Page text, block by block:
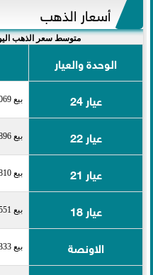
أسعار الذهب
متوسط سعر الذهب
الوحدة والعيار
عيار 24
بيع 2,069 شراء 2,114
عيار 22 بيع 1,896 شراء 1,938
عيار 21 بيع 1,810 شراء 1,850
عيار 18 بيع 1,551 شراء 1,586
الاونصة بيع 64,333 شراء 65,754